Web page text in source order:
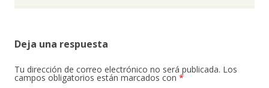
Deja una respuesta
Tu dirección de correo electrónico no será publicada. Los
campos obligatorios están marcados con *